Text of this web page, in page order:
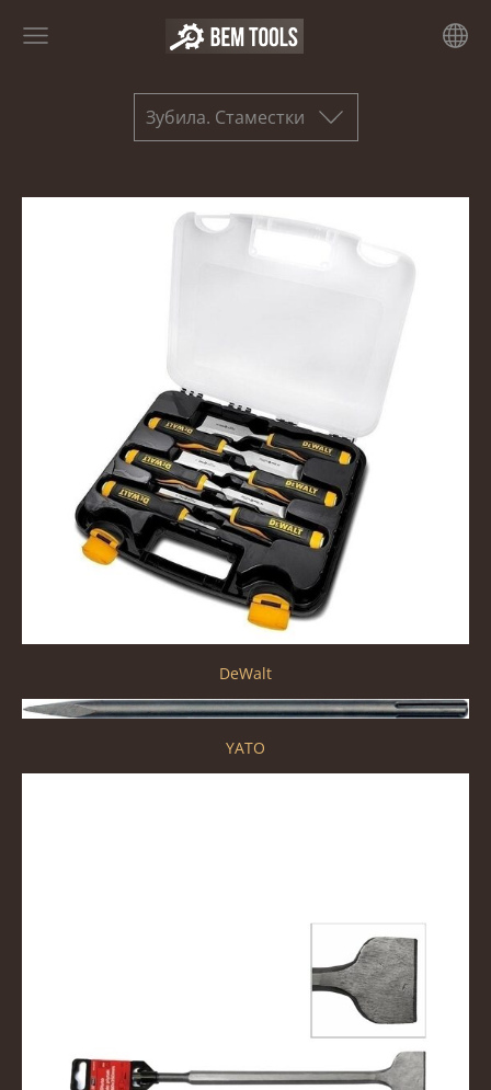
Зубила. Стаместки
DeWalt
YATO